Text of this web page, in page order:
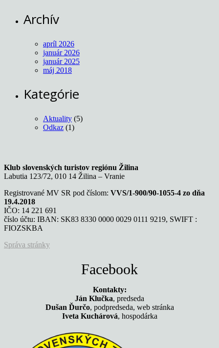
Archív
apríl 2026
január 2026
január 2025
máj 2018
Kategórie
Aktuality (5)
Odkaz (1)
Klub slovenských turistov regiónu Žilina
Labutia 123/72, 010 14 Žilina – Vranie
Registrované MV SR pod číslom: VVS/1-900/90-1055-4 zo dňa
19.4.2018
IČO: 14 221 691
číslo účtu: IBAN: SK83 8330 0000 0029 0111 9219, SWIFT :
FIOZSKBA
Správa stránky
Facebook
Kontakty:
Ján Klučka, predseda
Dušan Ďurčo, podpredseda, web stránka
Iveta Kuchárová, hospodárka